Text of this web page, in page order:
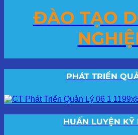
ĐÀO TẠO
PHÁT TRIỂN
HUẤN LUYỆN KỸ